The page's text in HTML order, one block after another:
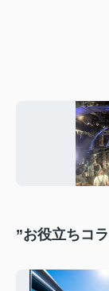
”お役立ちコ